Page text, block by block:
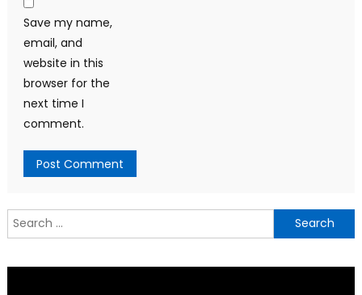
Save my name,
email, and
website in this
browser for the
next time I
comment.
Search
for: